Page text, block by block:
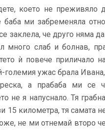
което не преживяло
ми забременяла
заклела, че друго няма
много слаб и болнав,
ѝ повече приличало
ужас брала
а прабаба ми се
не я напуснало. Тя
километра, тя самата
не ми отнемай второ